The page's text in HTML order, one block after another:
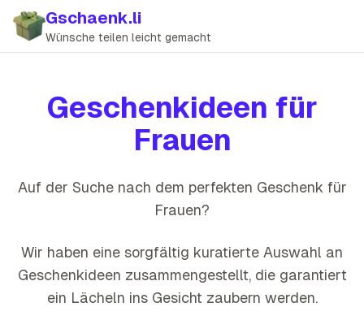
Gschaenk.li
Wünsche teilen leicht gemacht
Geschenkideen für
Frauen
Auf der Suche nach dem perfekten Geschenk für
Frauen?
Wir haben eine sorgfältig kuratierte Auswahl an
Geschenkideen zusammengestellt, die garantiert
ein Lächeln ins Gesicht zaubern werden.